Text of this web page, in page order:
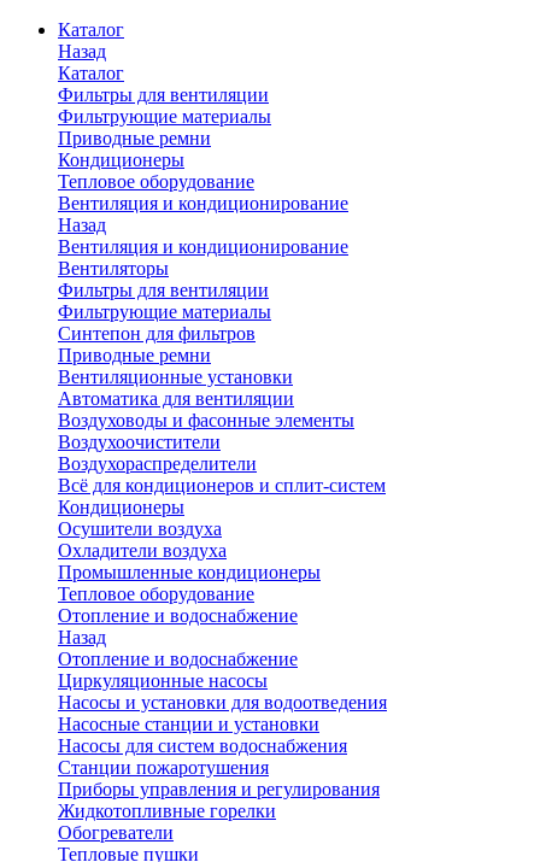
Каталог
Назад
Каталог
Фильтры для вентиляции
Фильтрующие материалы
Приводные ремни
Кондиционеры
Тепловое оборудование
Вентиляция и кондиционирование
Назад
Вентиляция и кондиционирование
Вентиляторы
Фильтры для вентиляции
Фильтрующие материалы
Синтепон для фильтров
Приводные ремни
Вентиляционные установки
Автоматика для вентиляции
Воздуховоды и фасонные элементы
Воздухоочистители
Воздухораспределители
Всё для кондиционеров и сплит-систем
Кондиционеры
Осушители воздуха
Охладители воздуха
Промышленные кондиционеры
Тепловое оборудование
Отопление и водоснабжение
Назад
Отопление и водоснабжение
Циркуляционные насосы
Насосы и установки для водоотведения
Насосные станции и установки
Насосы для систем водоснабжения
Станции пожаротушения
Приборы управления и регулирования
Жидкотопливные горелки
Обогреватели
Тепловые пушки